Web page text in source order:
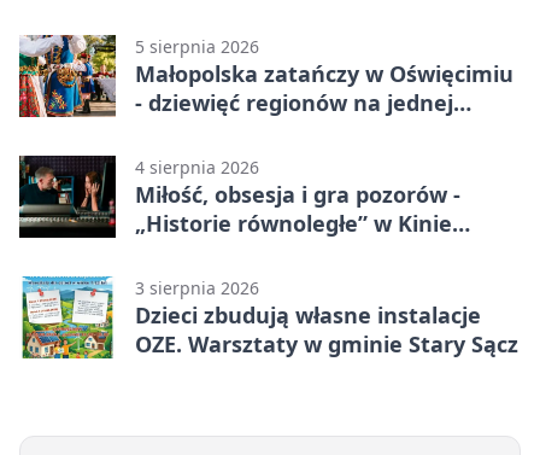
5 sierpnia 2026
Małopolska zatańczy w Oświęcimiu
- dziewięć regionów na jednej
4 sierpnia 2026
Miłość, obsesja i gra pozorów -
„Historie równoległe” w Kinie
3 sierpnia 2026
Dzieci zbudują własne instalacje
OZE. Warsztaty w gminie Stary Sącz